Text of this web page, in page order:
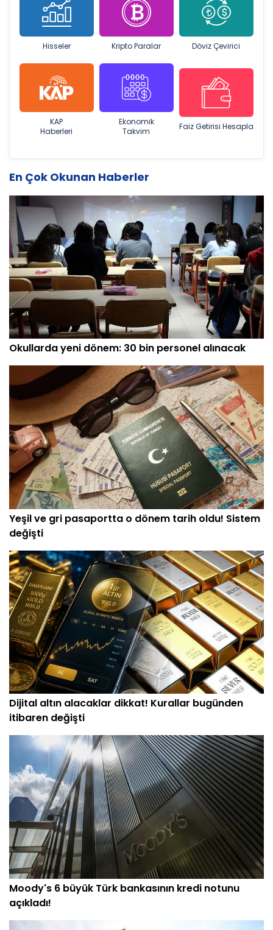
Hisseler Kripto Paralar Döviz Çevirici
KAP
Haberleri
Ekonomik
Takvim
Faiz Getirisi Hesapla
En Çok Okunan Haberler
Okullarda yeni dönem: 30 bin personel alınacak
Yeşil ve gri pasaportta o dönem tarih oldu! Sistem
değişti
Dijital altın alacaklar dikkat! Kurallar bugünden
itibaren değişti
Moody's 6 büyük Türk bankasının kredi notunu
açıkladı!